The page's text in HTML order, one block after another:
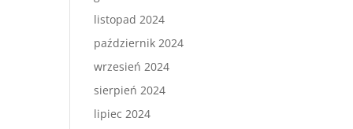
listopad 2024
październik 2024
wrzesień 2024
sierpień 2024
lipiec 2024